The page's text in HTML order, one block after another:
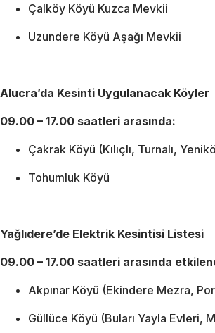
Çalköy Köyü Kuzca Mevkii
Uzundere Köyü Aşağı Mevkii
Alucra’da Kesinti Uygulanacak Köyler
09.00 – 17.00 saatleri arasında:
Çakrak Köyü (Kılıçlı, Turnalı,
Tohumluk Köyü
Yağlıdere’de Elektrik Kesintisi Listesi
09.00 – 17.00 saatleri arasında
Akpınar Köyü (Ekindere Mezra,
Güllüce Köyü (Buları Yayla Evleri,